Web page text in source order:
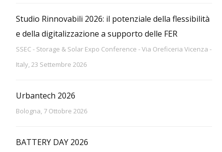
Studio Rinnovabili 2026: il potenziale della flessibilità
e della digitalizzazione a supporto delle FER
SSEC - Storage & Solar Expo Conference - Via Oreficeria Vicenza -
Italy, 23 Settembre 2026
Urbantech 2026
Bologna, 7 Ottobre 2026
BATTERY DAY 2026